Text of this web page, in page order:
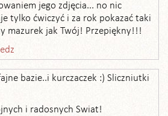
jego zdjęcia... no nic
tylko ćwiczyć i za rok pokazać taki
mazurek jak Twój! Przepiękny!!!
bazie..i kurczaczek :) Sliczniutki
i radosnych Swiat!